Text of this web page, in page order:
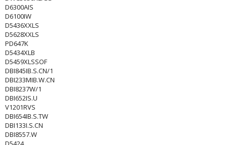
D6300AIS
D6100IW
D5436XXLS
D5628XXLS
PD647K
D5434XLB
D5459XLSSOF
DBI845IB.S.CN/1
DBI233MIB.W.CN
DBI8237W/1
DBI652IS.U
V1201RVS
DBI654IB.S.TW
DBI133I.S.CN
DBI8557.W